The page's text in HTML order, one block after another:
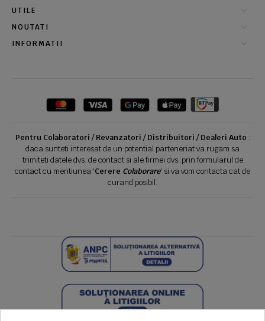
UTILE
NOUTATI
INFORMATII
Pentru Colaboratori / Revanzatori / Distribuitori / Dealeri Auto :
daca sunteti interesat de un potential parteneriat va rugam sa
trimiteti datele dvs. de contact si ale firmei dvs. prin formularul de
contact cu mentiunea 'Cerere Colaborare' si va vom contacta cat de
curand posibil.